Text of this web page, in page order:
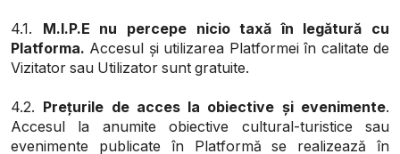
4.1. M.I.P.E nu percepe nicio taxă în legătură cu
Platforma. Accesul și utilizarea Platformei în calitate de
Vizitator sau Utilizator sunt gratuite.
4.2. Prețurile de acces la obiective și evenimente.
Accesul la anumite obiective cultural-turistice sau
evenimente publicate în Platformă se realizează în